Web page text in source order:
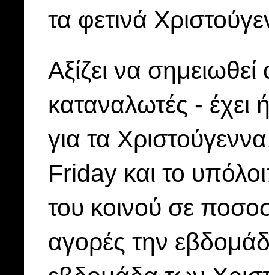
τα φετινά
Αξίζει να
καταναλωτές - έχει
για τα
Friday και το
του κοινού σε
αγορές την